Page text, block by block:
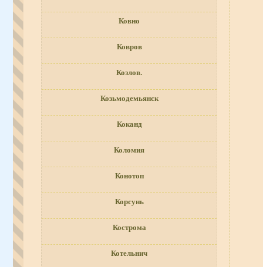
Ковно
Ковров
Козлов.
Козьмодемьянск
Коканд
Коломия
Конотоп
Корсунь
Кострома
Котельнич